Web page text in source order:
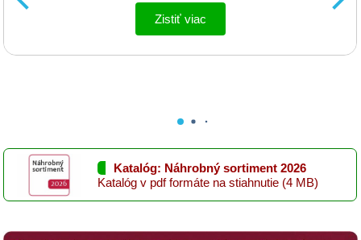
Záhradná
dekoračná
keramika
Zistiť viac
Katalóg: Náhrobný sortiment 2026
Katalóg v pdf formáte na stiahnutie (4 MB)